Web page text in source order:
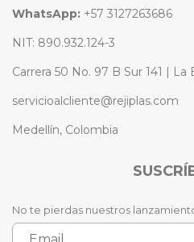
WhatsApp: +57 3127263686
NIT: 890.932.124-3
Carrera 50 No. 97 B Sur 141 | La
servicioalcliente@rejiplas.com
Medellín, Colombia
No te pierdas nuestros